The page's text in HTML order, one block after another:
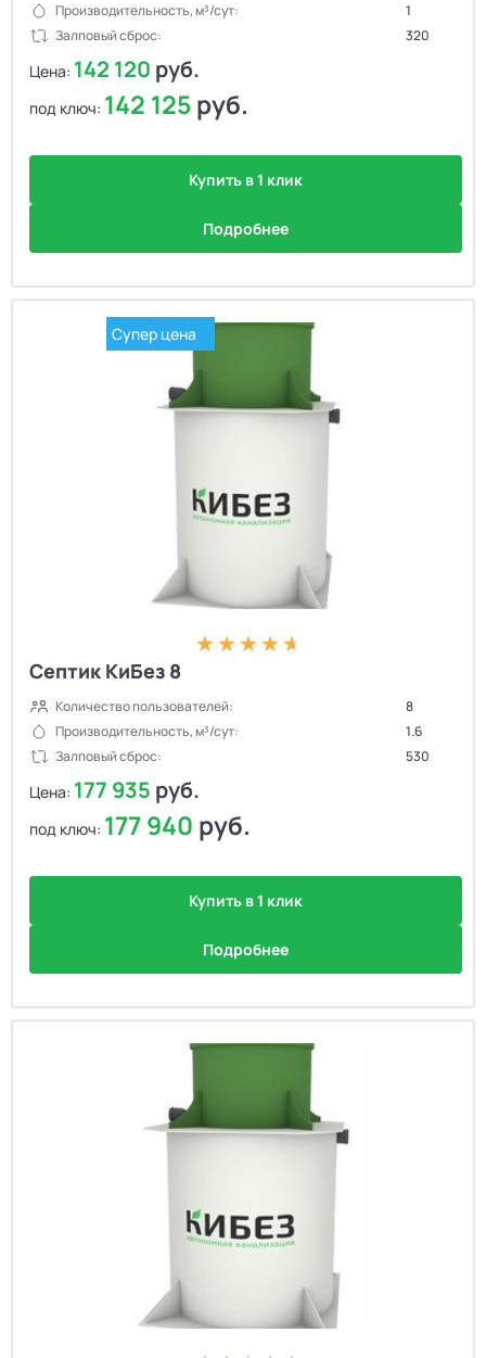
Производительность, м³/сут:
1
Залповый сброс:
320
Цена: 142 120 руб.
под ключ: 142 125руб.
Купить в 1 клик
Подробнее
Супер цена
Септик КиБез 8
Количество пользователей:
8
Производительность, м³/сут:
1.6
Залповый сброс:
530
Цена: 177 935 руб.
под ключ: 177 940 руб.
Купить в 1 клик
Подробнее